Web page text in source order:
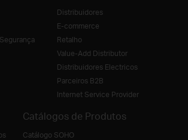
Distribuidores
E-commerce
Retalho
Value-Add Distributor
Distribuidores Electricos
Parceiros B2B
Internet Service Provider
Catálogos de Produtos
Catálogo SOHO